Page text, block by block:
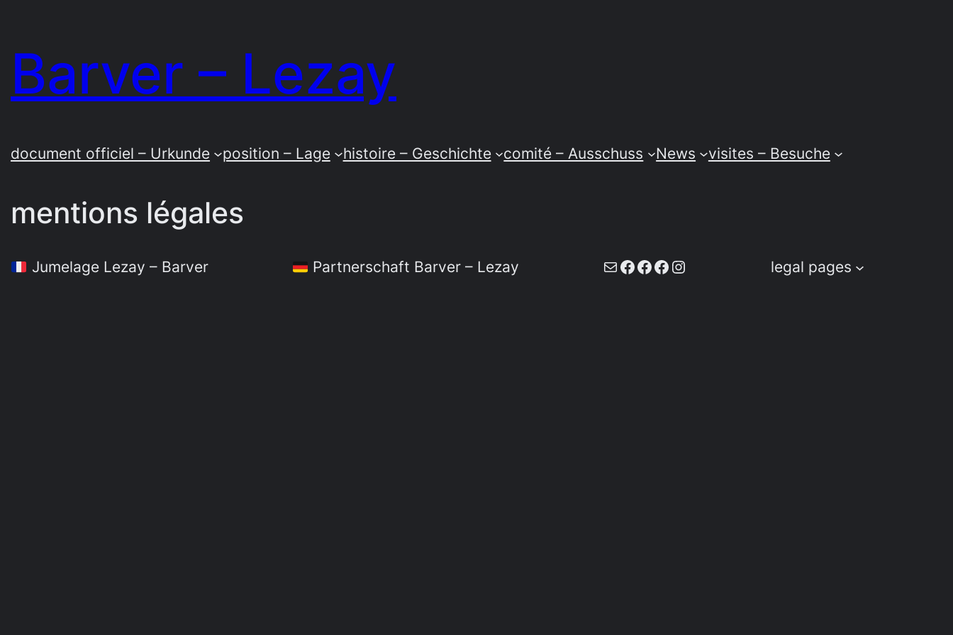
springen
Barver – Lezay
document officiel – Urkunde position – Lage histoire – Geschichte comité – Ausschuss News visites – Besuche
mentions légales
Jumelage Lezay – Barver Partnerschaft Barver – Lezay E-MailFacebook
Facebook
Facebook
Instagram legal pages